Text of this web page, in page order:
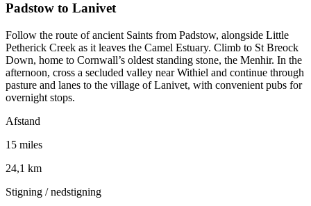
Padstow to Lanivet
Follow the route of ancient Saints from Padstow, alongside Little
Petherick Creek as it leaves the Camel Estuary. Climb to St Breock
Down, home to Cornwall’s oldest standing stone, the Menhir. In the
afternoon, cross a secluded valley near Withiel and continue through
pasture and lanes to the village of Lanivet, with convenient pubs for
overnight stops.
Afstand
15 miles
24,1 km
Stigning / nedstigning